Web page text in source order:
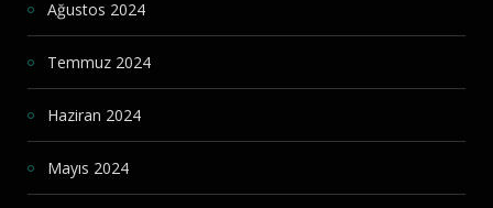
Ağustos 2024
Temmuz 2024
Haziran 2024
Mayıs 2024